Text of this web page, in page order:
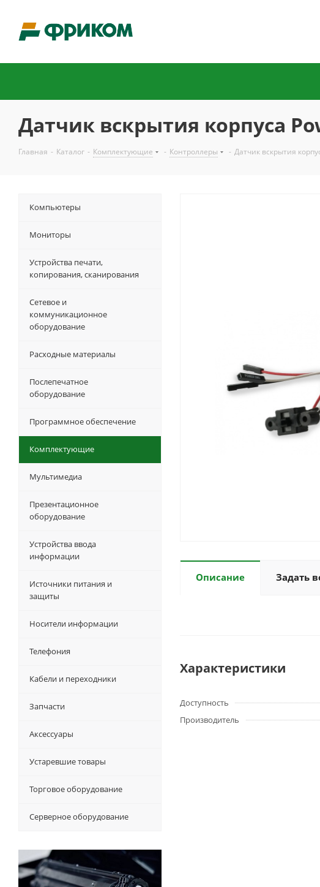
Датчик вскрытия корпуса
Главная - Каталог - Комплектующие - Контроллеры - Датчик вскрытия
Описание Задать
Характеристики
Доступность
Производитель
Компьютеры
Мониторы
Устройства печати,
копирования, сканирования
Сетевое и
коммуникационное
оборудование
Расходные материалы
Послепечатное
оборудование
Программное обеспечение
Комплектующие
Мультимедиа
Презентационное
оборудование
Устройства ввода
информации
Источники питания и
защиты
Носители информации
Телефония
Кабели и переходники
Запчасти
Аксессуары
Устаревшие товары
Торговое оборудование
Серверное оборудование